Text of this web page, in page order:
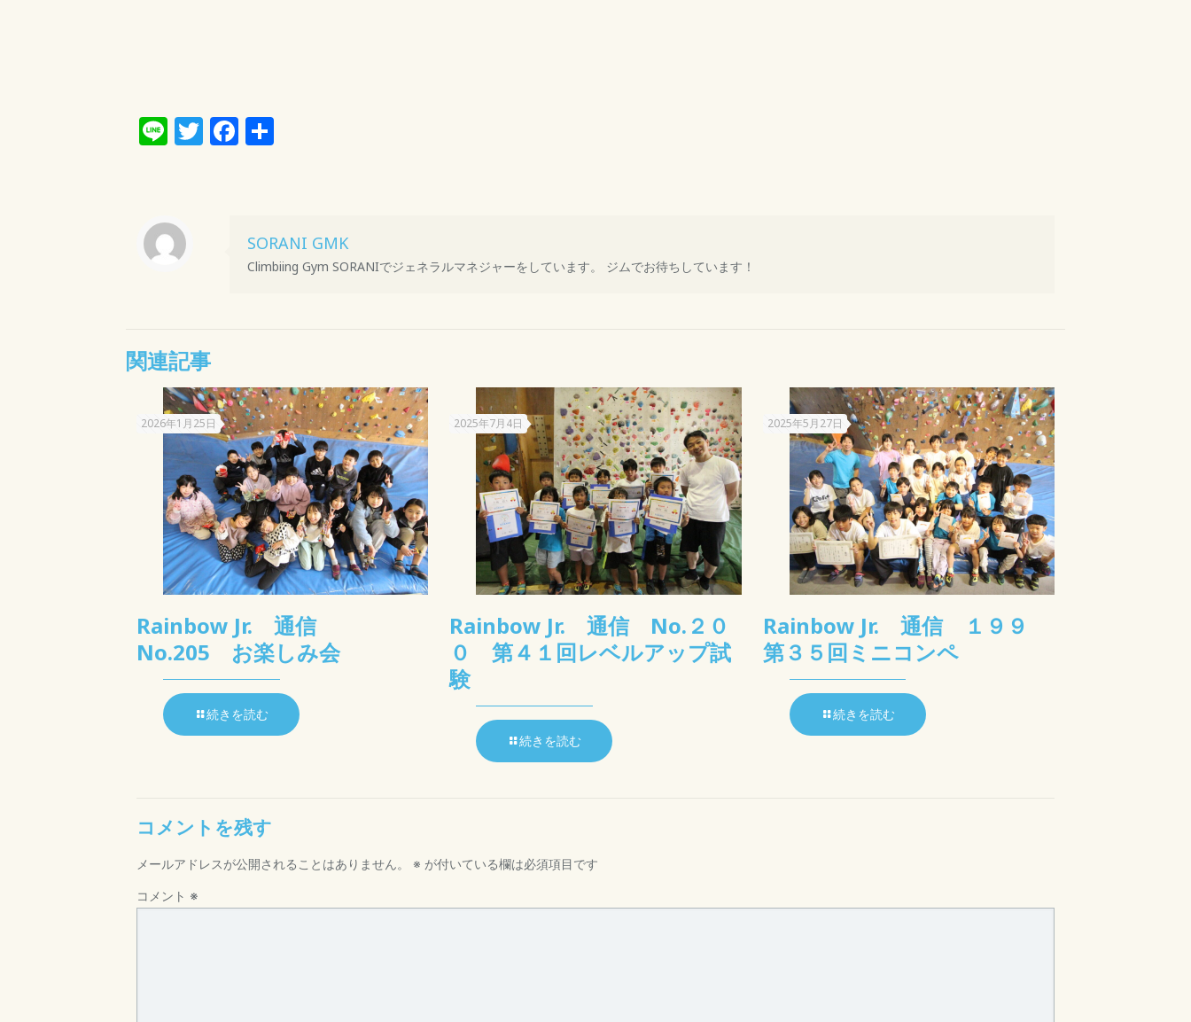
LineTwitter
Facebook
共
SORANI GMK
Climbiing Gym SORANIでジェネラルマネジャーをしています。 ジムでお待ちしています！
関連記事
2026年1月25日
Rainbow Jr. 通信
No.205 お楽しみ会
続きを読む
2025年7月4日
Rainbow Jr. 通信 No.２０
０ 第４１回レベルアップ試
験
続きを読む
2025年5月27日
Rainbow Jr. 通信 １９９
第３５回ミニコンペ
続きを読む
コメントを残す
メールアドレスが公開されることはありません。 ※ が付いている欄は必須項目です
コメント ※